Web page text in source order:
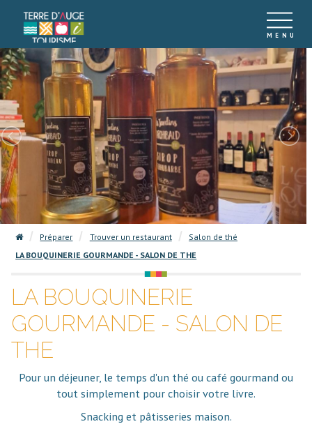
Préparer Trouver un restaurant
Salon de thé
LA BOUQUINERIE GOURMANDE - SALON DE THE
LA BOUQUINERIE
GOURMANDE - SALON DE
THE
Pour un déjeuner, le temps d'un thé ou café gourmand ou
tout simplement pour choisir votre livre.
Snacking et pâtisseries maison.